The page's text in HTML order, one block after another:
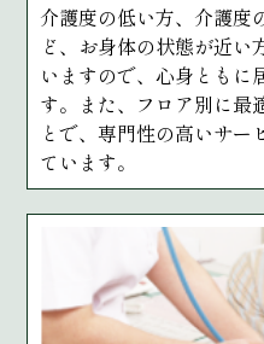
介護度の低い方、介護度
ど、お身体の状態が近い
いますので、心身ともに
す。また、フロア別に最
とで、専門性の高いサー
ています。